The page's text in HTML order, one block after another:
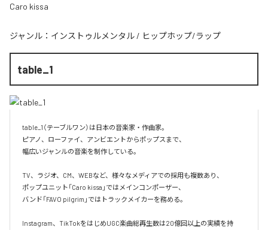
Caro kissa
ジャンル： インストゥルメンタル / ヒップホップ/ラップ
table_1
table_1（テーブルワン）は日本の音楽家・作曲家。
ピアノ、ローファイ、アンビエントからポップスまで、
幅広いジャンルの音楽を制作している。
TV、ラジオ、CM、WEBなど、様々なメディアでの採用も複数あり、
ポップユニット「Caro kissa」ではメインコンポーザー、
バンド「FAVO pilgrim」ではトラックメイカーを務める。
Instagram、TikTokをはじめUGC楽曲総再生数は20億回以上の実績を持